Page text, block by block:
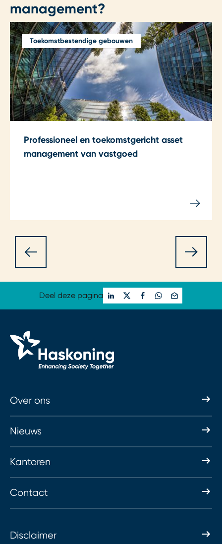
management?
Toekomstbestendige gebouwen
Professioneel en toekomstgericht asset
management van vastgoed
Deel deze pagina
Over ons
Nieuws
Kantoren
Contact
Disclaimer